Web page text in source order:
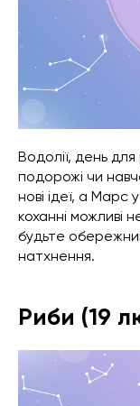
Водолії, день
подорожі чи
нові ідеї, а Марс
коханні можливі
будьте
натхнення.
Риби (19